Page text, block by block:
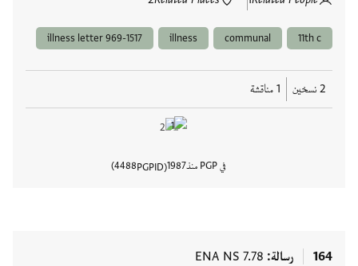
11th c
communal
illness
illness letter 969-1517
2 نسخين 1 مناقشة
في PGP منذ 1987
PGPID
4488
164 رسالة ENA NS 7.78